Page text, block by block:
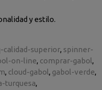
y estilo.
calidad-superior spinner-
on-line comprar-gabol
cloud-gabol
gabol-verde
turquesa